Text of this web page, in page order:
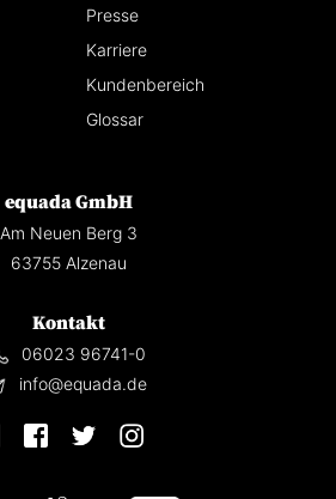
Presse
Karriere
Kundenbereich
Glossar
equada GmbH
Am Neuen Berg 3
63755 Alzenau
Kontakt
06023 96741-0
info@equada.de